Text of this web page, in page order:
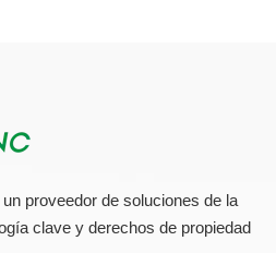
láser de fibra es adecuada para
de hierro, hierro galvanizado,
aluminio, lámina de cobre, lámina
proveedor de soluciones de la
clave y derechos de propiedad